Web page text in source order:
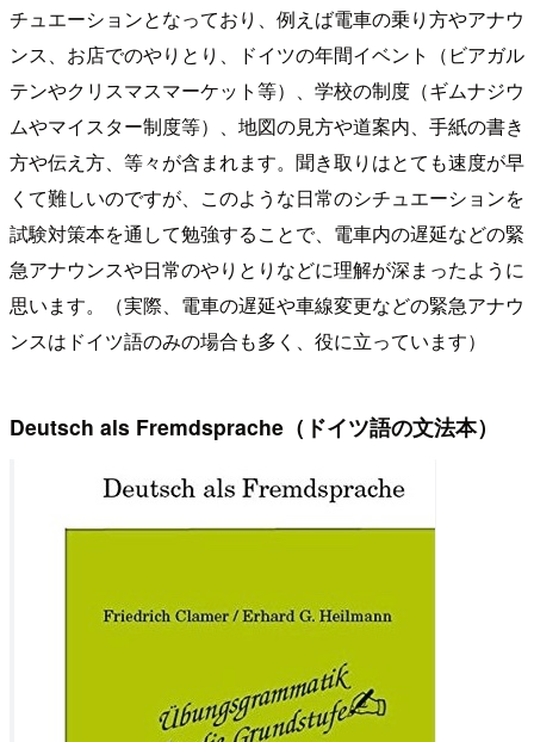
チュエーションとなっており、例えば電車の乗り方やアナウ
ンス、お店でのやりとり、ドイツの年間イベント（ビアガル
テンやクリスマスマーケット等）、学校の制度（ギムナジウ
ムやマイスター制度等）、地図の見方や道案内、手紙の書き
方や伝え方、等々が含まれます。聞き取りはとても速度が早
くて難しいのですが、このような日常のシチュエーションを
試験対策本を通して勉強することで、電車内の遅延などの緊
急アナウンスや日常のやりとりなどに理解が深まったように
思います。（実際、電車の遅延や車線変更などの緊急アナウ
ンスはドイツ語のみの場合も多く、役に立っています）
Deutsch als Fremdsprache（ドイツ語の文法本）